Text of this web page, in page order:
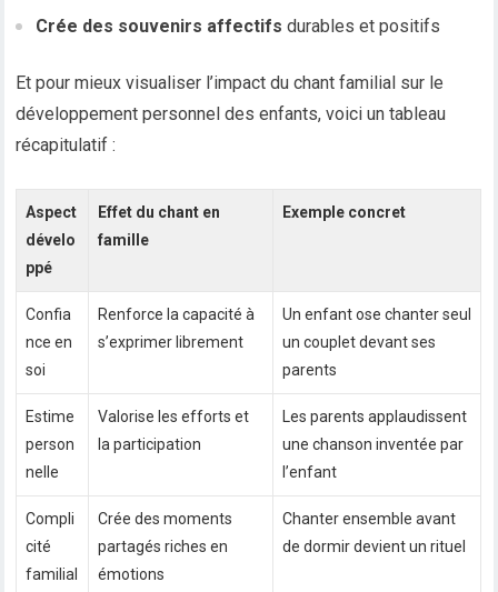
Crée des souvenirs affectifs durables et positifs
Et pour mieux visualiser l’impact du chant familial sur le
développement personnel des enfants, voici un tableau
récapitulatif :
Aspect
dévelo
ppé
Effet du chant en
famille
Exemple concret
Confia
nce en
soi
Renforce la capacité à
s’exprimer librement
Un enfant ose chanter seul
un couplet devant ses
parents
Estime
person
nelle
Valorise les efforts et
la participation
Les parents applaudissent
une chanson inventée par
l’enfant
Compli
cité
familial
Crée des moments
partagés riches en
émotions
Chanter ensemble avant
de dormir devient un rituel